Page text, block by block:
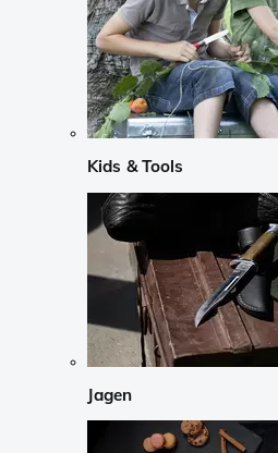
Kids & Tools
Jagen